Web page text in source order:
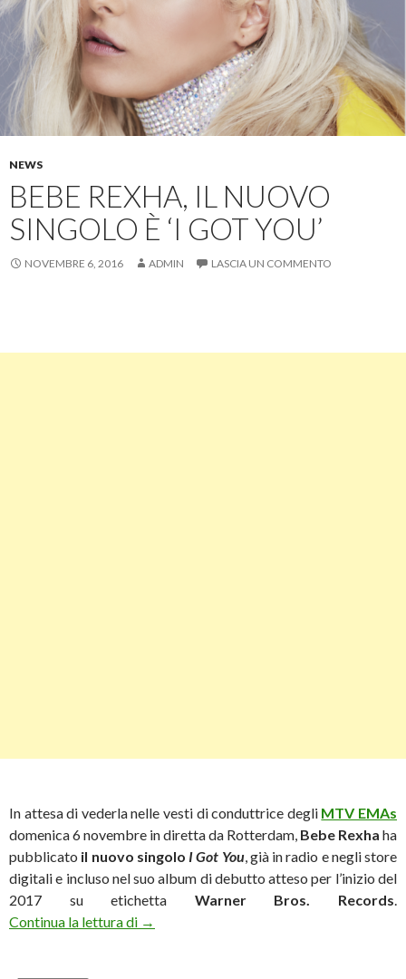
NEWS
BEBE REXHA, IL NUOVO
SINGOLO È ‘I GOT YOU’
NOVEMBRE 6, 2016 ADMIN LASCIA UN COMMENTO
In attesa di vederla nelle vesti di conduttrice degli MTV EMAs
domenica 6 novembre in diretta da Rotterdam, Bebe Rexha ha
pubblicato il nuovo singolo I Got You, già in radio e negli store
digitali e incluso nel suo album di debutto atteso per l’inizio del
2017 su etichetta Warner Bros. Records
Continua la lettura di
Bebe Rexha, il nuovo singolo è ‘I Got You’
→